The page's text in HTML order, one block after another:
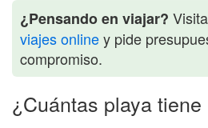
¿Pensando en viajar?
viajes onliney pide
compromiso.
¿Cuántas playa